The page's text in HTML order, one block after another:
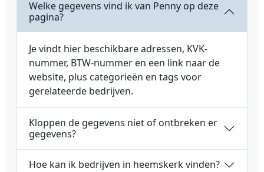
Welke gegevens vind ik van Penny op deze
pagina?
Je vindt hier beschikbare adressen, KVK-
nummer, BTW-nummer en een link naar de
website, plus categorieën en tags voor
gerelateerde bedrijven.
Kloppen de gegevens niet of ontbreken er
gegevens?
Hoe kan ik bedrijven in heemskerk vinden?